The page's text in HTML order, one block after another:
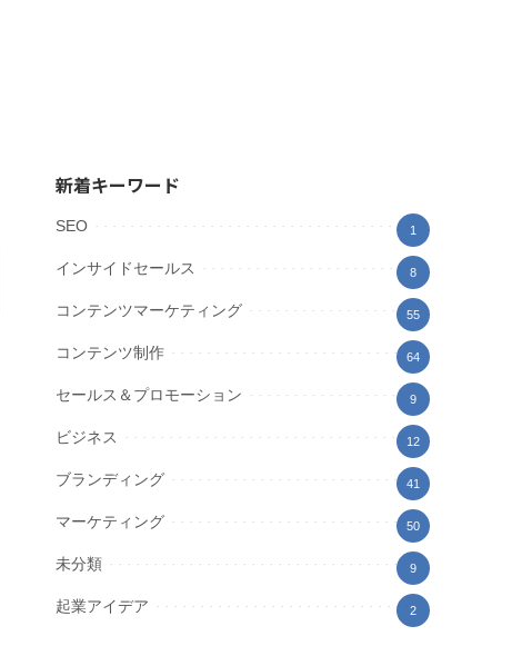
新着キーワード
SEO 1
インサイドセールス 8
コンテンツマーケティング 55
コンテンツ制作 64
セールス＆プロモーション 9
ビジネス 12
ブランディング 41
マーケティング 50
未分類 9
起業アイデア 2